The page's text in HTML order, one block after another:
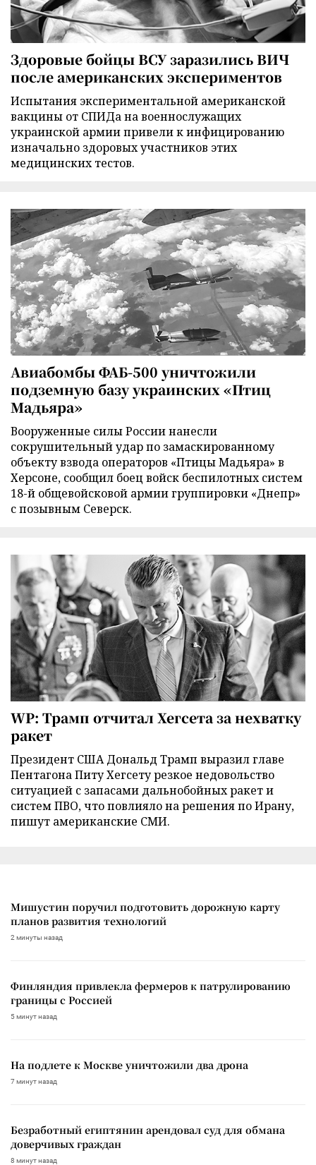
Здоровые бойцы ВСУ заразились ВИЧ
после американских экспериментов
Испытания экспериментальной американской
вакцины от СПИДа на военнослужащих
украинской армии привели к инфицированию
изначально здоровых участников этих
медицинских тестов.
Авиабомбы ФАБ-500 уничтожили
подземную базу украинских «Птиц
Мадьяра»
Вооруженные силы России нанесли
сокрушительный удар по замаскированному
объекту взвода операторов «Птицы Мадьяра» в
Херсоне, сообщил боец войск беспилотных систем
18-й общевойсковой армии группировки «Днепр»
с позывным Северск.
WP: Трамп отчитал Хегсета за нехватку
ракет
Президент США Дональд Трамп выразил главе
Пентагона Питу Хегсету резкое недовольство
ситуацией с запасами дальнобойных ракет и
систем ПВО, что повлияло на решения по Ирану,
пишут американские СМИ.
Мишустин поручил подготовить дорожную карту
планов развития технологий
2 минуты назад
Финляндия привлекла фермеров к патрулированию
границы с Россией
5 минут назад
На подлете к Москве уничтожили два дрона
7 минут назад
Безработный египтянин арендовал суд для обмана
доверчивых граждан
8 минут назад